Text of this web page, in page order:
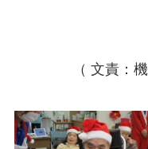
（ 文責：